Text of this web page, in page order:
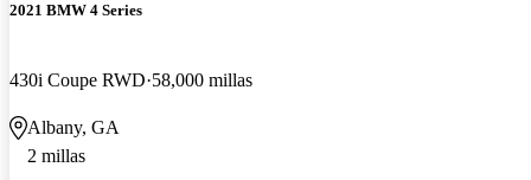
2021 BMW 4 Series
430i Coupe RWD 58,000 millas
Albany, GA
2 millas